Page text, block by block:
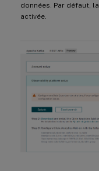
données. Par défaut, la
activée.